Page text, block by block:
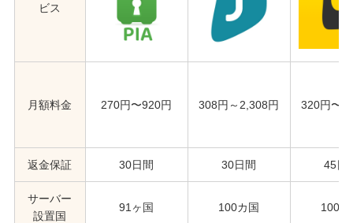
ビス
月額料金 270円〜920円 308円～2,308円 320円〜
返金保証 30日間 30日間 45日
サーバー
設置国
91ヶ国 100カ国 100カ